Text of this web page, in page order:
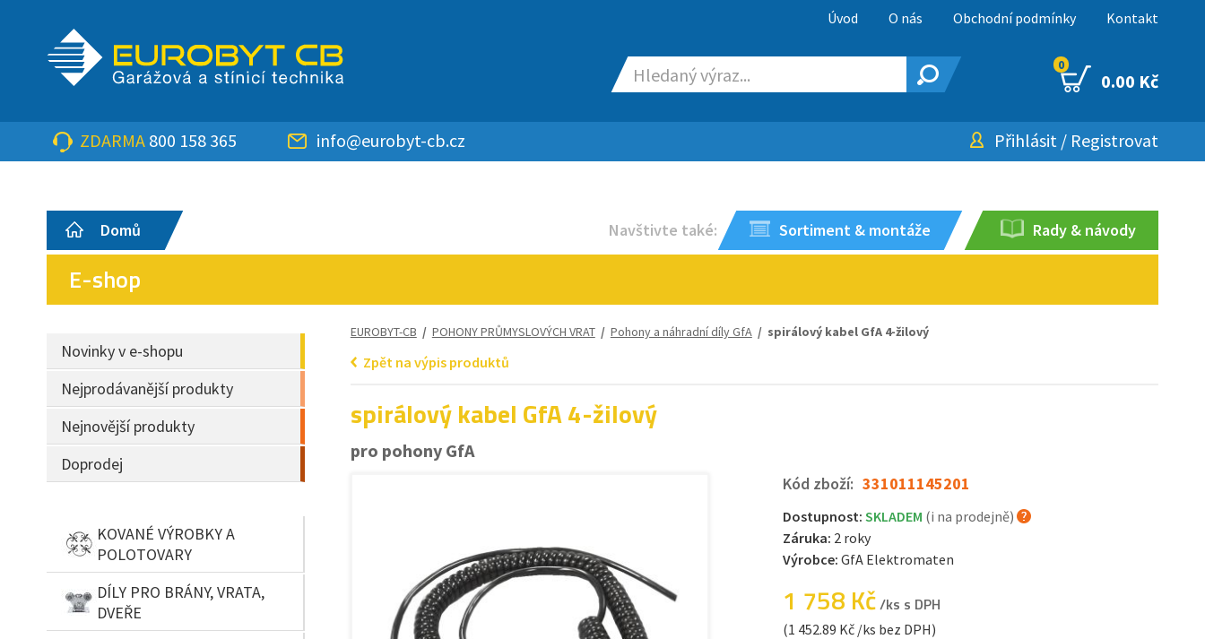
Úvod O nás Obchodní podmínky Kontakt
0
0.00 Kč
ZDARMA 800 158 365 info@eurobyt-cb.cz Přihlásit / Registrovat
Domů Navštivte také: Sortiment & montáže Rady & návody
E-shop
Novinky v e-shopu
Nejprodávanější produkty
Nejnovější produkty
Doprodej
KOVANÉ VÝROBKY A
POLOTOVARY
DÍLY PRO BRÁNY, VRATA,
DVEŘE
EUROBYT-CB / POHONY PRŮMYSLOVÝCH VRAT/ Pohony a náhradní díly GfA/ spirálový kabel GfA 4-žilový
Zpět na výpis produktů
spirálový kabel GfA 4-žilový
pro pohony GfA
Kód zboží: 331011145201
Dostupnost: SKLADEM (i na prodejně)
Záruka: 2 roky
Výrobce: GfA Elektromaten
1 758 Kč/ks s DPH
(1 452.89 Kč /ks bez DPH)